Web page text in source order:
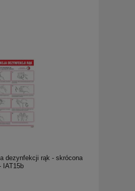
dezynfekcji rąk - skrócona
IAT15b